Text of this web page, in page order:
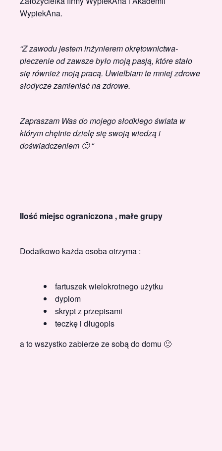
WypiekAna.
“Z zawodu jestem inżynierem okrętownictwa-
pieczenie od zawsze było moją pasją, które stało
się również moją pracą. Uwielbiam te mniej zdrowe
słodycze zamieniać na zdrowe.
Zapraszam Was do mojego słodkiego świata w
którym chętnie dzielę się swoją wiedzą i
doświadczeniem 🙂 “
Ilość miejsc ograniczona , małe grupy
Dodatkowo każda osoba otrzyma :
fartuszek wielokrotnego użytku
dyplom
skrypt z przepisami
teczkę i długopis
a to wszystko zabierze ze sobą do domu 🙂